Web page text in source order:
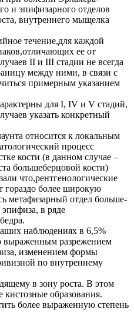
и эпифизарного отделов
внутреннего мыщелка
течение,для каждой
ее от
II и III стадии не всегда
между ними, в связи с
примерным указанием
для I, IV и V стадий,
указать конкретный
относится к локальным
процесс
кости (в данном случае –
большеберцовой кости)
что,рентгенологические
гораздо более широкую
метафизарный отдел больше-
в ряде
наблюдениях в 6,5%
выраженным разрежением
изменением формы
по внутреннему
в зону роста. В этом
образования.
более выраженную степень